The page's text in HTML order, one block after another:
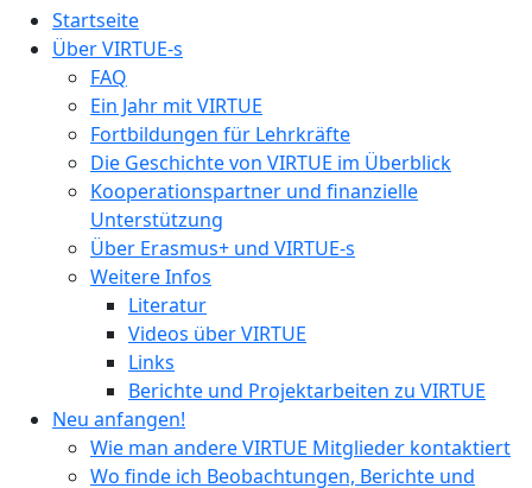
Sitemap German
Startseite
Über VIRTUE-s
FAQ
Ein Jahr mit VIRTUE
Fortbildungen für Lehrkräfte
Die Geschichte von VIRTUE im Überblick
Kooperationspartner und finanzielle
Unterstützung
Über Erasmus+ und VIRTUE-s
Weitere Infos
Literatur
Videos über VIRTUE
Links
Berichte und Projektarbeiten zu VIRTUE
Neu anfangen!
Wie man andere VIRTUE Mitglieder kontaktiert
Wo finde ich Beobachtungen, Berichte und